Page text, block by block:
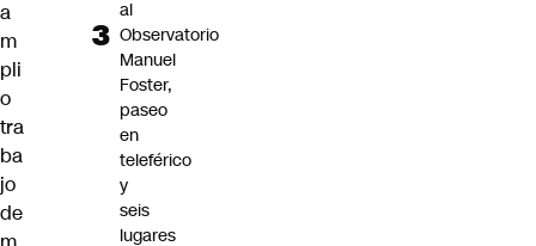
a
m
pli
o
tra
ba
jo
de
al
Observatorio
Manuel
Foster,
paseo
en
teleférico
y
seis
lugares